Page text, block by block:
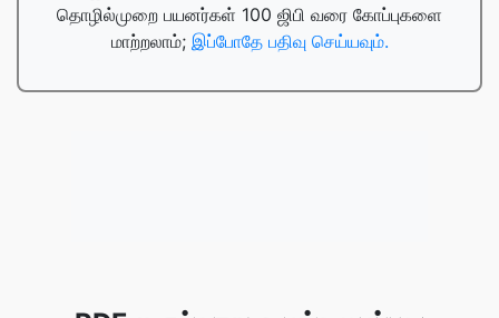
தொழில்முறை பயனர்கள் 100 ஜிபி வரை கோப்புகளை
மாற்றலாம்; இப்போதே பதிவு செய்யவும்.